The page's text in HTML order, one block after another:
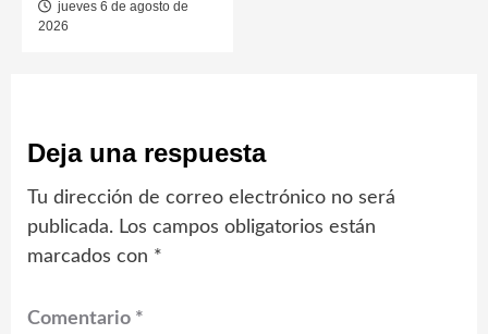
jueves 6 de agosto de
2026
Deja una respuesta
Tu dirección de correo electrónico no será
publicada. Los campos obligatorios están
marcados con *
Comentario *